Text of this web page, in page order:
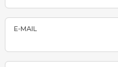
E-MAIL